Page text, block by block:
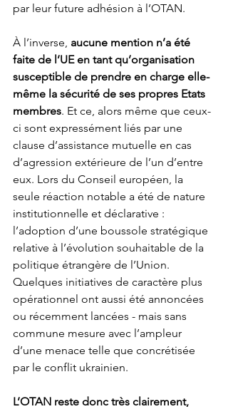
par leur future adhésion à l’OTAN.
À l’inverse, aucune mention n’a été
faite de l’UE en tant qu’organisation
susceptible de prendre en charge elle-
même la sécurité de ses propres Etats
membres. Et ce, alors même que ceux-
ci sont expressément liés par une
clause d’assistance mutuelle en cas
d’agression extérieure de l’un d’entre
eux. Lors du Conseil européen, la
seule réaction notable a été de nature
institutionnelle et déclarative :
l’adoption d’une boussole stratégique
relative à l’évolution souhaitable de la
politique étrangère de l’Union.
Quelques initiatives de caractère plus
opérationnel ont aussi été annoncées
ou récemment lancées - mais sans
commune mesure avec l’ampleur
d’une menace telle que concrétisée
par le conflit ukrainien.
L’OTAN reste donc très clairement,